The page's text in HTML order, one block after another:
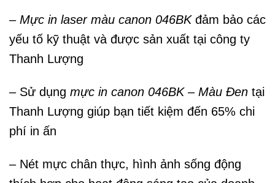
– Mực in laser màu canon 046BKđảm bảo các
yếu tố kỹ thuật và được sản xuất tại công ty
Thanh Lượng
– Sử dụng mực in canon 046BK – Màu Đen tại
Thanh Lượng giúp bạn tiết kiệm đến 65% chi
phí in ấn
– Nét mực chân thực, hình ảnh sống động